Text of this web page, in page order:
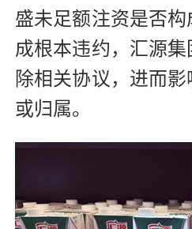
盛未足额注资是否
成根本违约，汇源
除相关协议，进而
或归属。